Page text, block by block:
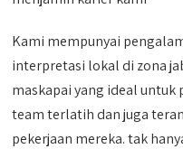
Kami mempunyai
interpretasi lokal di zona
maskapai yang ideal untuk
team terlatih dan juga
pekerjaan mereka. tak